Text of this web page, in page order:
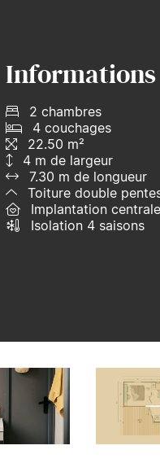
Informations
2 chambres
4 couchages
22.50 m²
4 m de largeur
7.30 m de longueur
Toiture double
Implantation centrale
Isolation 4 saisons